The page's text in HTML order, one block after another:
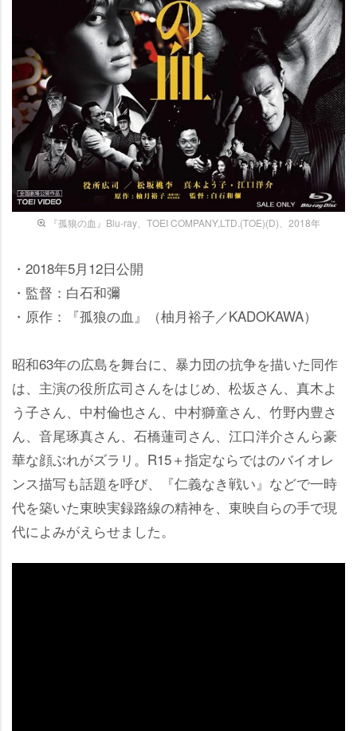
『孤狼の血』Blu-ray、TOEI COMPANY,LTD.(TOE)(D)、2018年
・2018年5月12日公開
・監督：白石和彌
・原作：『孤狼の血』（柚月裕子／KADOKAWA）
昭和63年の広島を舞台に、暴力団の抗争を描いた同作
は、主演の役所広司さんをはじめ、松坂さん、真木よ
う子さん、中村倫也さん、中村獅童さん、竹野内豊さ
ん、音尾琢真さん、石橋蓮司さん、江口洋介さんら豪
華な顔ぶれがズラリ。R15＋指定ならではのバイオレ
ンス描写も話題を呼び、『仁義なき戦い』などで一時
代を築いた東映実録路線の精神を、東映自らの手で現
代によみがえらせました。